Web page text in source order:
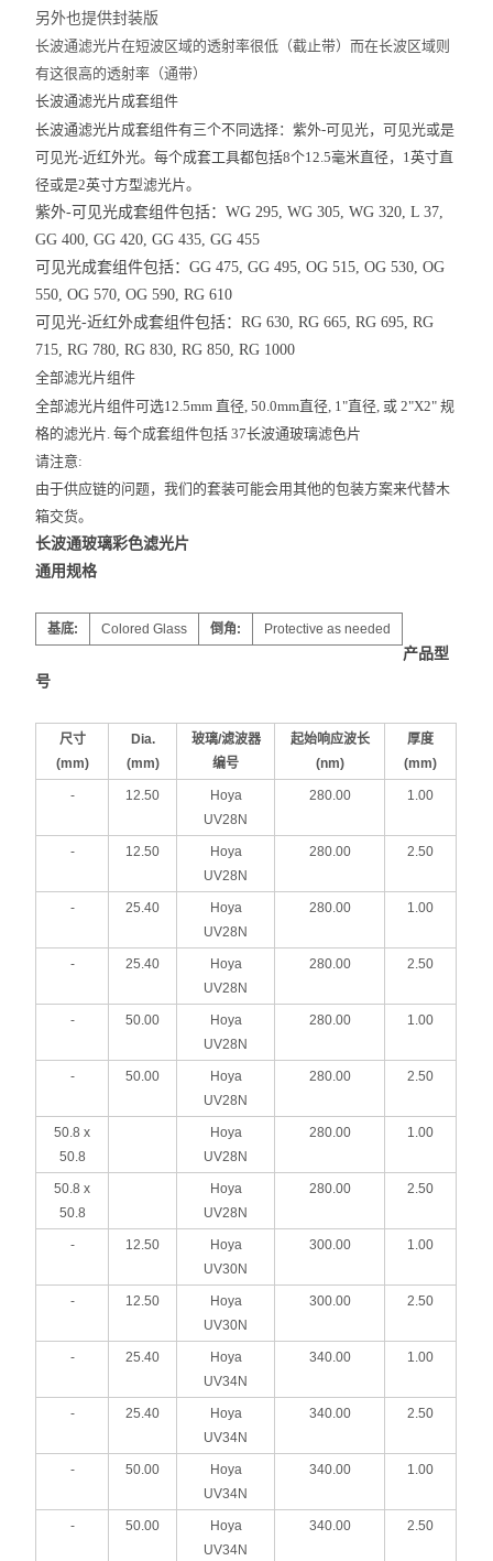
另外也提供封装版
长波通滤光片在短波区域的透射率很低（截止带）而在长波区域则
有这很高的透射率（通带）
长波通滤光片成套组件
长波通滤光片成套组件有三个不同选择：紫外-可见光，可见光或是
可见光-近红外光。每个成套工具都包括8个12.5毫米直径，1英寸直
径或是2英寸方型滤光片。
紫外-可见光成套组件包括：WG 295, WG 305, WG 320, L 37,
GG 400, GG 420, GG 435, GG 455
可见光成套组件包括：GG 475, GG 495, OG 515, OG 530, OG
550, OG 570, OG 590, RG 610
可见光-近红外成套组件包括：RG 630, RG 665, RG 695, RG
715, RG 780, RG 830, RG 850, RG 1000
全部滤光片组件
全部滤光片组件可选12.5mm 直径, 50.0mm直径, 1"直径, 或 2"X2" 规
格的滤光片. 每个成套组件包括 37长波通玻璃滤色片
请注意:
由于供应链的问题，我们的套装可能会用其他的包装方案来代替木
箱交货。
长波通玻璃彩色滤光片
通用规格
基底: Colored Glass 倒角: Protective as needed
产品型
号
尺寸
(mm)
Dia.
(mm)
玻璃/滤波器
编号
起始响应波长
(nm)
厚度
(mm)
- 12.50
Hoya
UV28N
280.00 1.00
- 12.50
Hoya
UV28N
280.00 2.50
- 25.40
Hoya
UV28N
280.00 1.00
- 25.40
Hoya
UV28N
280.00 2.50
- 50.00
Hoya
UV28N
280.00 1.00
- 50.00
Hoya
UV28N
280.00 2.50
50.8 x
50.8
Hoya
UV28N
280.00 1.00
50.8 x
50.8
Hoya
UV28N
280.00 2.50
- 12.50
Hoya
UV30N
300.00 1.00
- 12.50
Hoya
UV30N
300.00 2.50
- 25.40
Hoya
UV34N
340.00 1.00
- 25.40
Hoya
UV34N
340.00 2.50
- 50.00
Hoya
UV34N
340.00 1.00
- 50.00
Hoya
UV34N
340.00 2.50